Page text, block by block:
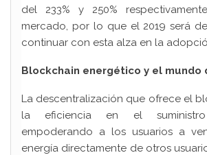
del 233% y 250%
mercado, por lo que el 2019 será
continuar con esta alza en la
Blockchain energético y el mundo
La descentralización que ofrece el
la eficiencia en el
empoderando a los usuarios a
energía directamente de otros